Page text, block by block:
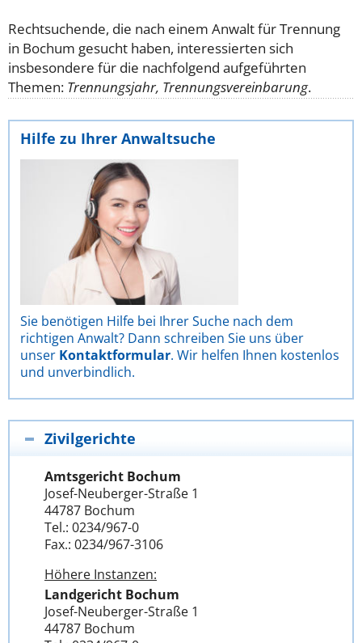
Rechtsuchende, die nach einem Anwalt für Trennung
in Bochum gesucht haben, interessierten sich
insbesondere für die nachfolgend aufgeführten
Themen: Trennungsjahr, Trennungsvereinbarung.
Hilfe zu Ihrer Anwaltsuche
Sie benötigen Hilfe bei Ihrer Suche nach dem
richtigen Anwalt? Dann schreiben Sie uns über
unser Kontaktformular. Wir helfen Ihnen kostenlos
und unverbindlich.
Zivilgerichte
Amtsgericht Bochum
Josef-Neuberger-Straße 1
44787 Bochum
Tel.: 0234/967-0
Fax.: 0234/967-3106
Höhere Instanzen:
Landgericht Bochum
Josef-Neuberger-Straße 1
44787 Bochum